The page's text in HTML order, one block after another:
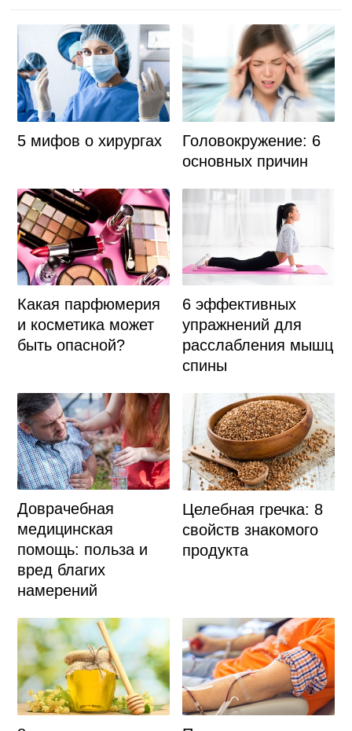
5 мифов о хирургах
Головокружение: 6
основных причин
Какая парфюмерия
и косметика может
быть опасной?
6 эффективных
упражнений для
расслабления мышц
спины
Доврачебная
медицинская
помощь: польза и
вред благих
намерений
Целебная гречка: 8
свойств знакомого
продукта